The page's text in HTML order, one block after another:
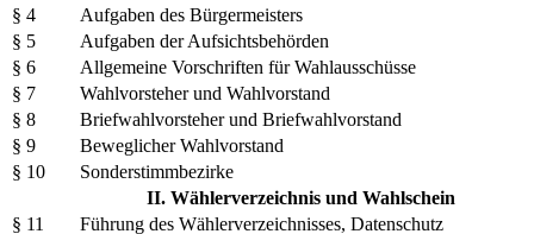
§ 4
Aufgaben des Bürgermeisters
§ 5
Aufgaben der Aufsichtsbehörden
§ 6
Allgemeine Vorschriften für Wahlausschüsse
§ 7
Wahlvorsteher und Wahlvorstand
§ 8
Briefwahlvorsteher und Briefwahlvorstand
§ 9
Beweglicher Wahlvorstand
§ 10
Sonderstimmbezirke
II. Wählerverzeichnis und Wahlschein
§ 11
Führung des Wählerverzeichnisses, Datenschutz